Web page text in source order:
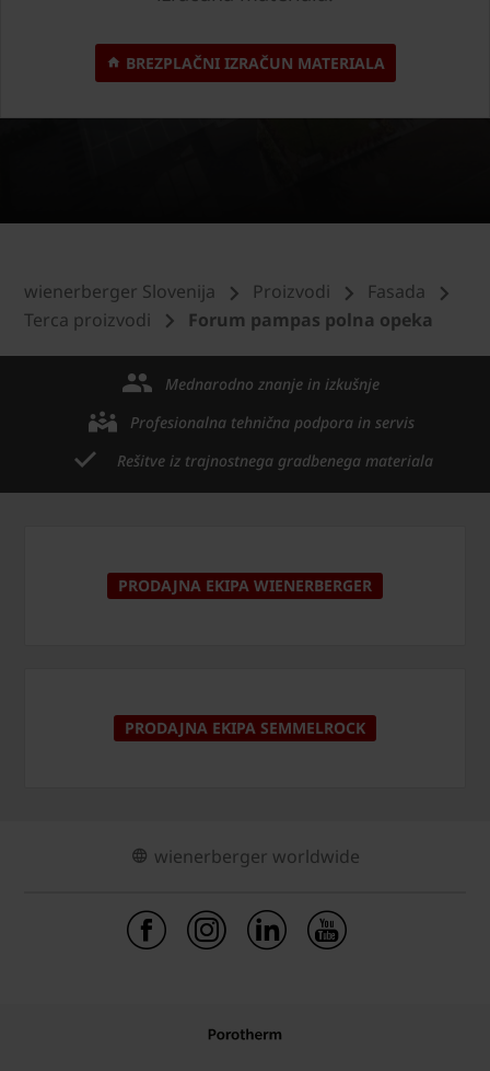
BREZPLAČNI IZRAČUN MATERIALA
wienerberger Slovenija Proizvodi
Fasada
Terca proizvodi
Forum pampas polna opeka
Mednarodno znanje in izkušnje
Profesionalna tehnična podpora in servis
Rešitve iz trajnostnega gradbenega materiala
PRODAJNA EKIPA WIENERBERGER
PRODAJNA EKIPA SEMMELROCK
wienerberger worldwide